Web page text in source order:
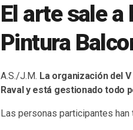
El arte sale a
Pintura
A.S./J.M. La organización del
Raval y está gestionado todo
Las personas participantes